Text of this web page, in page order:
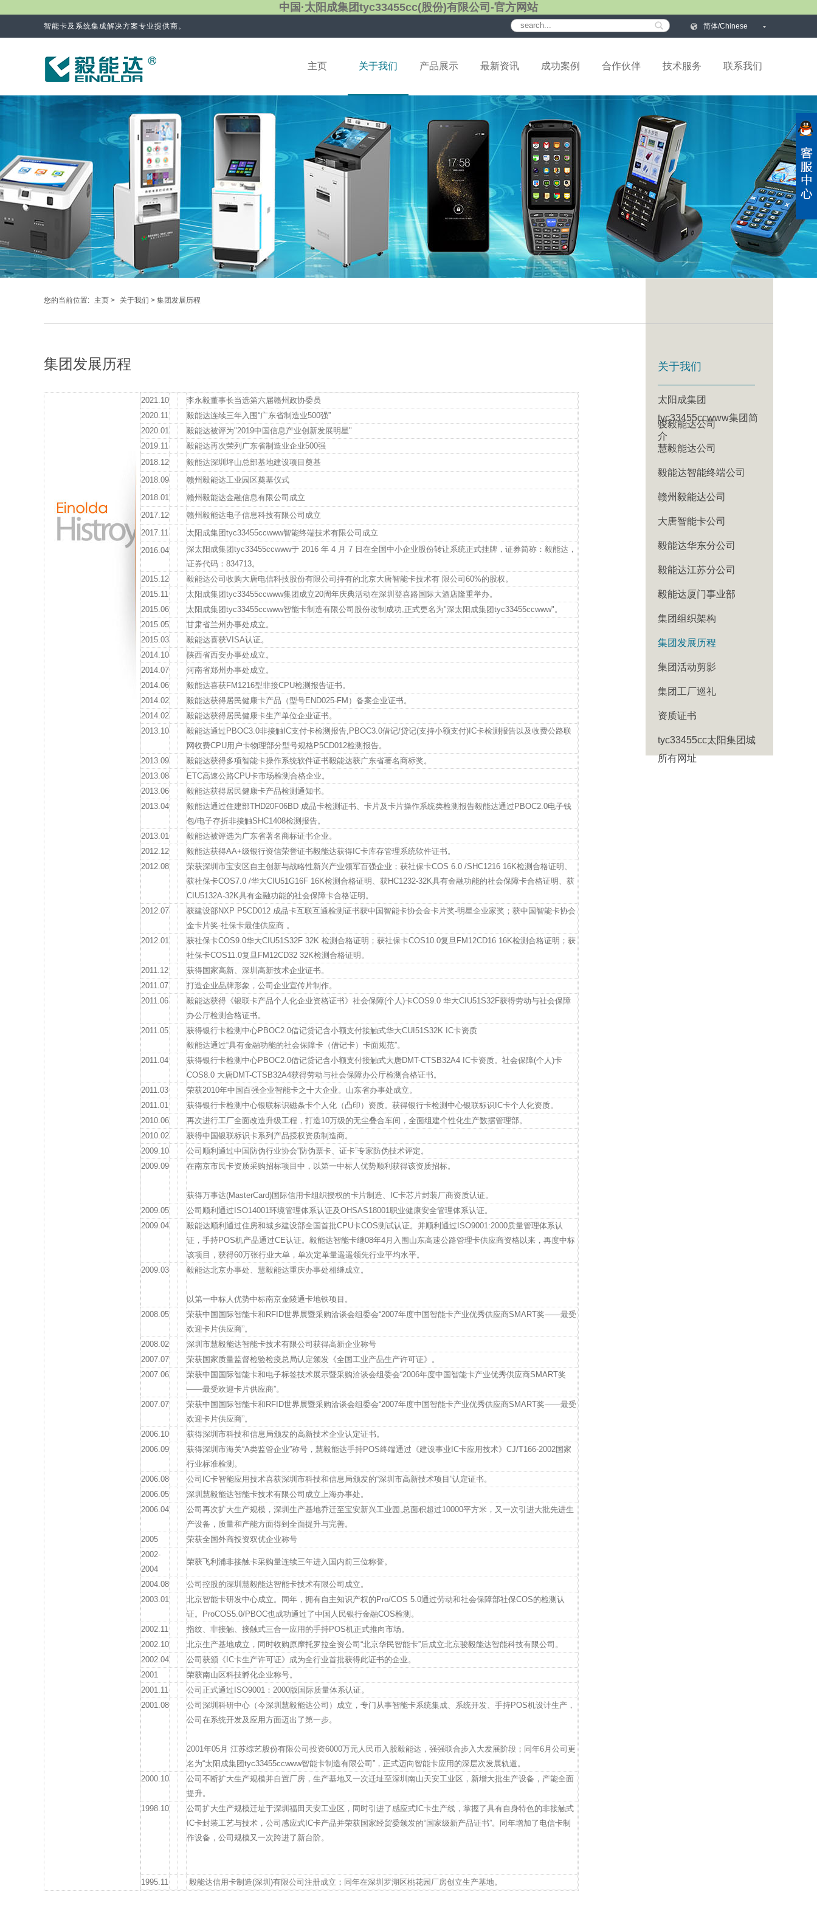
中国·太阳成集团tyc33455cc(股份)有限公司-官方网站
智能卡及系统集成解决方案专业提供商。 简体/Chinese
主页 关于我们 产品展示 最新资讯 成功案例 合作伙伴 技术服务 联系我们
您的当前位置: 主页 > 关于我们 > 集团发展历程
集团发展历程
2021.10
李永毅董事长当选第六届赣州政协委员
2020.11
毅能达连续三年入围“广东省制造业500强”
2020.01
毅能达被评为"2019中国信息产业创新发展明星"
2019.11
毅能达再次荣列广东省制造业企业500强
2018.12
毅能达深圳坪山总部基地建设项目奠基
2018.09
赣州毅能达工业园区奠基仪式
2018.01
赣州毅能达金融信息有限公司成立
2017.12
赣州毅能达电子信息科技有限公司成立
2017.11
太阳成集团tyc33455ccwww智能终端技术有限公司成立
2016.04
深太阳成集团tyc33455ccwww于 2016 年 4 月 7 日在全国中小企业股份转让系统正式挂牌，证券简称：毅能达，
证券代码：834713。
2015.12
毅能达公司收购大唐电信科技股份有限公司持有的北京大唐智能卡技术有 限公司60%的股权。
2015.11
太阳成集团tyc33455ccwww集团成立20周年庆典活动在深圳登喜路国际大酒店隆重举办。
2015.06
太阳成集团tyc33455ccwww智能卡制造有限公司股份改制成功,正式更名为"深太阳成集团tyc33455ccwww"。
2015.05
甘肃省兰州办事处成立。
2015.03
毅能达喜获VISA认证。
2014.10
陕西省西安办事处成立。
2014.07
河南省郑州办事处成立。
2014.06
毅能达喜获FM1216型非接CPU检测报告证书。
2014.02
毅能达获得居民健康卡产品（型号END025-FM）备案企业证书。
2014.02
毅能达获得居民健康卡生产单位企业证书。
2013.10
毅能达通过PBOC3.0非接触IC支付卡检测报告,PBOC3.0借记/贷记(支持小额支付)IC卡检测报告以及收费公路联
网收费CPU用户卡物理部分型号规格P5CD012检测报告。
2013.09
毅能达获得多项智能卡操作系统软件证书毅能达获广东省著名商标奖。
2013.08
ETC高速公路CPU卡市场检测合格企业。
2013.06
毅能达获得居民健康卡产品检测通知书。
2013.04
毅能达通过住建部THD20F06BD 成品卡检测证书、卡片及卡片操作系统类检测报告毅能达通过PBOC2.0电子钱
包/电子存折非接触SHC1408检测报告。
2013.01
毅能达被评选为广东省著名商标证书企业。
2012.12
毅能达获得AA+级银行资信荣誉证书毅能达获得IC卡库存管理系统软件证书。
2012.08
荣获深圳市宝安区自主创新与战略性新兴产业领军百强企业；获社保卡COS 6.0 /SHC1216 16K检测合格证明、
获社保卡COS7.0 /华大CIU51G16F 16K检测合格证明、获HC1232-32K具有金融功能的社会保障卡合格证明、获
CIU5132A-32K具有金融功能的社会保障卡合格证明。
2012.07
获建设部NXP P5CD012 成品卡互联互通检测证书获中国智能卡协会金卡片奖-明星企业家奖；获中国智能卡协会
金卡片奖-社保卡最佳供应商 。
2012.01
获社保卡COS9.0华大CIU51S32F 32K 检测合格证明；获社保卡COS10.0复旦FM12CD16 16K检测合格证明；获
社保卡COS11.0复旦FM12CD32 32K检测合格证明。
2011.12
获得国家高新、深圳高新技术企业证书。
2011.07
打造企业品牌形象，公司企业宣传片制作。
2011.06
毅能达获得《银联卡产品个人化企业资格证书》社会保障(个人)卡COS9.0 华大CIU51S32F获得劳动与社会保障
办公厅检测合格证书。
2011.05
获得银行卡检测中心PBOC2.0借记贷记含小额支付接触式华大CUI51S32K IC卡资质
毅能达通过“具有金融功能的社会保障卡（借记卡）卡面规范”。
2011.04
获得银行卡检测中心PBOC2.0借记贷记含小额支付接触式大唐DMT-CTSB32A4 IC卡资质。社会保障(个人)卡
COS8.0 大唐DMT-CTSB32A4获得劳动与社会保障办公厅检测合格证书。
2011.03
荣获2010年中国百强企业智能卡之十大企业。山东省办事处成立。
2011.01
获得银行卡检测中心银联标识磁条卡个人化（凸印）资质。获得银行卡检测中心银联标识IC卡个人化资质。
2010.06
再次进行工厂全面改造升级工程，打造10万级的无尘叠合车间，全面组建个性化生产数据管理部。
2010.02
获得中国银联标识卡系列产品授权资质制造商。
2009.10
公司顺利通过中国防伪行业协会“防伪票卡、证卡”专家防伪技术评定。
2009.09
在南京市民卡资质采购招标项目中，以第一中标人优势顺利获得该资质招标。
获得万事达(MasterCard)国际信用卡组织授权的卡片制造、IC卡芯片封装厂商资质认证。
2009.05
公司顺利通过ISO14001环境管理体系认证及OHSAS18001职业健康安全管理体系认证。
2009.04
毅能达顺利通过住房和城乡建设部全国首批CPU卡COS测试认证。并顺利通过ISO9001:2000质量管理体系认
证，手持POS机产品通过CE认证。毅能达智能卡继08年4月入围山东高速公路管理卡供应商资格以来，再度中标
该项目，获得60万张行业大单，单次定单量遥遥领先行业平均水平。
2009.03
毅能达北京办事处、慧毅能达重庆办事处相继成立。
以第一中标人优势中标南京金陵通卡地铁项目。
2008.05
荣获中国国际智能卡和RFID世界展暨采购洽谈会组委会“2007年度中国智能卡产业优秀供应商SMART奖——最受
欢迎卡片供应商”。
2008.02
深圳市慧毅能达智能卡技术有限公司获得高新企业称号
2007.07
荣获国家质量监督检验检疫总局认定颁发《全国工业产品生产许可证》。
2007.06
荣获中国国际智能卡和电子标签技术展示暨采购洽谈会组委会“2006年度中国智能卡产业优秀供应商SMART奖
——最受欢迎卡片供应商”。
2007.07
荣获中国国际智能卡和RFID世界展暨采购洽谈会组委会“2007年度中国智能卡产业优秀供应商SMART奖——最受
欢迎卡片供应商”。
2006.10
获得深圳市科技和信息局颁发的高新技术企业认定证书。
2006.09
获得深圳市海关“A类监管企业”称号，慧毅能达手持POS终端通过《建设事业IC卡应用技术》CJ/T166-2002国家
行业标准检测。
2006.08
公司IC卡智能应用技术喜获深圳市科技和信息局颁发的“深圳市高新技术项目”认定证书。
2006.05
深圳慧毅能达智能卡技术有限公司成立上海办事处。
2006.04
公司再次扩大生产规模，深圳生产基地乔迁至宝安新兴工业园,总面积超过10000平方米，又一次引进大批先进生
产设备，质量和产能方面得到全面提升与完善。
2005
荣获全国外商投资双优企业称号
2002-
2004
荣获飞利浦非接触卡采购量连续三年进入国内前三位称誉。
2004.08
公司控股的深圳慧毅能达智能卡技术有限公司成立。
2003.01
北京智能卡研发中心成立。同年，拥有自主知识产权的Pro/COS 5.0通过劳动和社会保障部社保COS的检测认
证。ProCOS5.0/PBOC也成功通过了中国人民银行金融COS检测。
2002.11
指纹、非接触、接触式三合一应用的手持POS机正式推向市场。
2002.10
北京生产基地成立，同时收购原摩托罗拉全资公司“北京华民智能卡”后成立北京骏毅能达智能科技有限公司。
2002.04
公司获颁《IC卡生产许可证》成为全行业首批获得此证书的企业。
2001
荣获南山区科技孵化企业称号。
2001.11
公司正式通过ISO9001：2000版国际质量体系认证。
2001.08
公司深圳科研中心（今深圳慧毅能达公司）成立，专门从事智能卡系统集成、系统开发、手持POS机设计生产，
公司在系统开发及应用方面迈出了第一步。
2001年05月 江苏综艺股份有限公司投资6000万元人民币入股毅能达，强强联合步入大发展阶段；同年6月公司更
名为“太阳成集团tyc33455ccwww智能卡制造有限公司”，正式迈向智能卡应用的深层次发展轨道。
2000.10
公司不断扩大生产规模并自置厂房，生产基地又一次迁址至深圳南山天安工业区，新增大批生产设备，产能全面
提升。
1998.10
公司扩大生产规模迁址于深圳福田天安工业区，同时引进了感应式IC卡生产线，掌握了具有自身特色的非接触式
IC卡封装工艺与技术，公司感应式IC卡产品并荣获国家经贸委颁发的“国家级新产品证书”。同年增加了电信卡制
作设备，公司规模又一次跨进了新台阶。
1995.11 毅能达信用卡制造(深圳)有限公司注册成立；同年在深圳罗湖区桃花园厂房创立生产基地。
关于我们
太阳成集团
tyc33455ccwww集团简
介
骏毅能达公司
慧毅能达公司
毅能达智能终端公司
赣州毅能达公司
大唐智能卡公司
毅能达华东分公司
毅能达江苏分公司
毅能达厦门事业部
集团组织架构
集团发展历程
集团活动剪影
集团工厂巡礼
资质证书
tyc33455cc太阳集团城
所有网址